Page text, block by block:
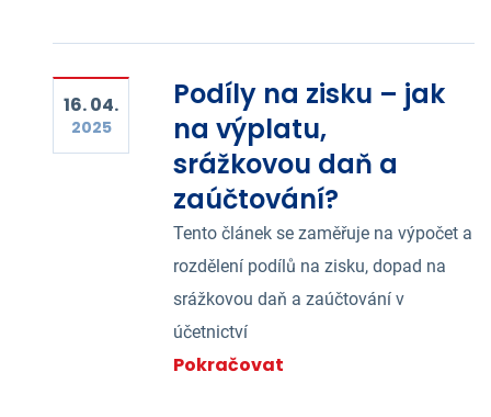
16. 04.
2025
Podíly na zisku – jak
na výplatu,
srážkovou daň a
zaúčtování?
Tento článek se zaměřuje na výpočet a
rozdělení podílů na zisku, dopad na
srážkovou daň a zaúčtování v
účetnictví
Pokračovat